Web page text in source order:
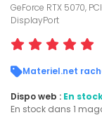
GeForce RTX 5070,
DisplayPort
Materiel.net
Dispo web : En
En stock dans 1